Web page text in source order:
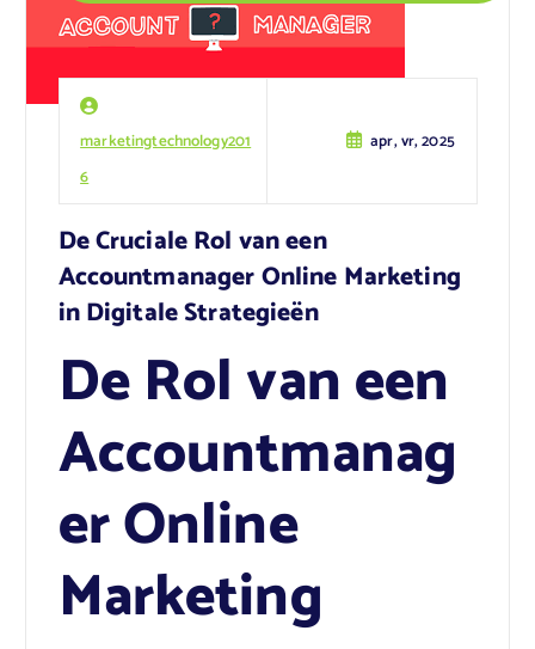
marketingtechnology201
6
apr, vr, 2025
De Cruciale Rol van een
Accountmanager Online Marketing
in Digitale Strategieën
De Rol van een
Accountmanag
er Online
Marketing